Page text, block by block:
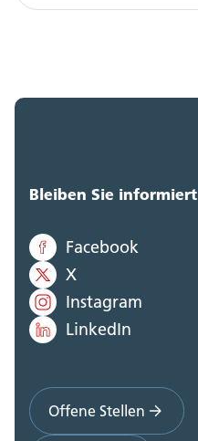
Bleiben Sie informiert
Facebook
X
Instagram
LinkedIn
Offene Stellen